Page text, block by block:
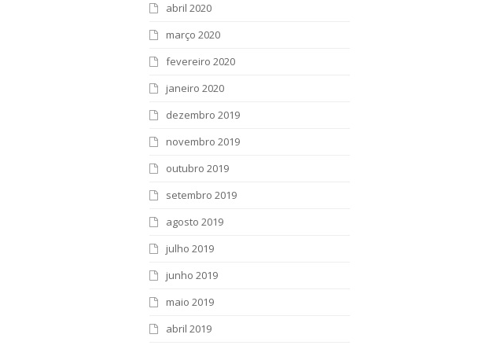
abril 2020
março 2020
fevereiro 2020
janeiro 2020
dezembro 2019
novembro 2019
outubro 2019
setembro 2019
agosto 2019
julho 2019
junho 2019
maio 2019
abril 2019